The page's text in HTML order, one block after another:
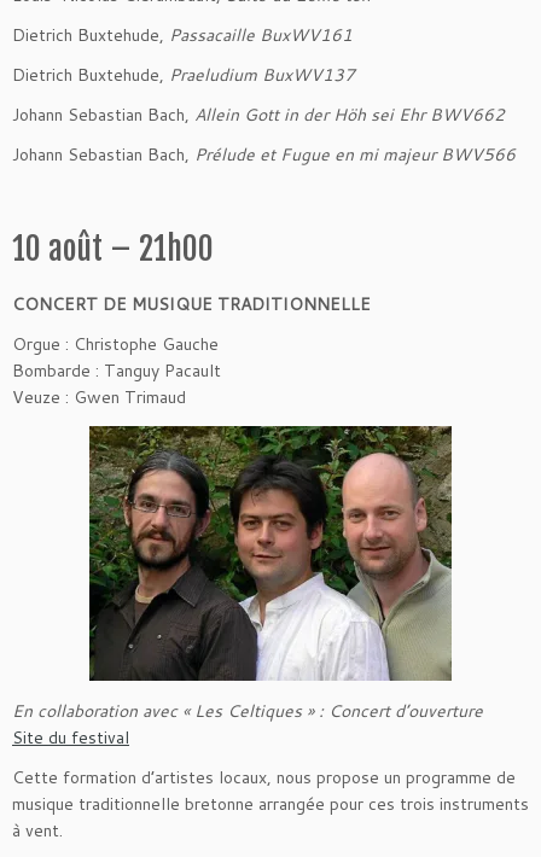
Dietrich Buxtehude, Passacaille BuxWV161
Dietrich Buxtehude, Praeludium BuxWV137
Johann Sebastian Bach, Allein Gott in der Höh sei Ehr BWV662
Johann Sebastian Bach, Prélude et Fugue en mi majeur BWV566
10 août – 21h00
CONCERT DE MUSIQUE TRADITIONNELLE
Orgue : Christophe Gauche
Bombarde : Tanguy Pacault
Veuze : Gwen Trimaud
En collaboration avec « Les Celtiques » : Concert d’ouverture
Site du festival
Cette formation d’artistes locaux, nous propose un programme de
musique traditionnelle bretonne arrangée pour ces trois instruments
à vent.